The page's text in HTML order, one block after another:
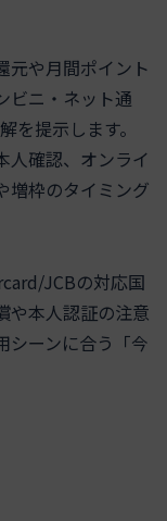
元や月間ポイント
ビニ・ネット通
を提示します。
人確認、オンライ
増枠のタイミング
JCBの対応国
や本人認証の注意
シーンに合う「今